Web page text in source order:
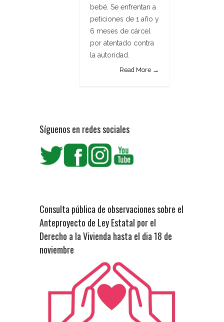
bebé. Se enfrentan a
peticiones de 1 año y
6 meses de cárcel
por atentado contra
la autoridad.
Read More →
Síguenos en redes sociales
Consulta pública de observaciones sobre el
Anteproyecto de Ley Estatal por el
Derecho a la Vivienda hasta el dia 18 de
noviembre